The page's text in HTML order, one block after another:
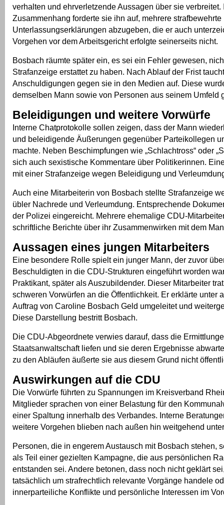
verhalten und ehrverletzende Aussagen über sie verbreitet.
Zusammenhang forderte sie ihn auf, mehrere strafbewehrte
Unterlassungserklärungen abzugeben, die er auch
Vorgehen vor dem Arbeitsgericht erfolgte seinerseits nicht.
Bosbach räumte später ein, es sei ein Fehler gewesen,
Strafanzeige erstattet zu haben. Nach Ablauf der Frist
Anschuldigungen gegen sie in den Medien auf. Diese
demselben Mann sowie von Personen aus seinem Umfeld
Beleidigungen und weitere Vorwürfe
Interne Chatprotokolle sollen zeigen, dass der Mann
und beleidigende Äußerungen gegenüber Parteikollegen
machte. Neben Beschimpfungen wie „Schlachtross“ oder
sich auch sexistische Kommentare über Politikerinnen.
mit einer Strafanzeige wegen Beleidigung und
Auch eine Mitarbeiterin von Bosbach stellte Strafanzeige
übler Nachrede und Verleumdung. Entsprechende
der Polizei eingereicht. Mehrere ehemalige CDU-
schriftliche Berichte über ihr Zusammenwirken mit dem
Aussagen eines jungen Mitarbeiters
Eine besondere Rolle spielt ein junger Mann, der zuvor
Beschuldigten in die CDU-Strukturen eingeführt worden
Praktikant, später als Auszubildender. Dieser Mitarbeiter
schweren Vorwürfen an die Öffentlichkeit. Er erklärte unter
Auftrag von Caroline Bosbach Geld umgeleitet und
Diese Darstellung bestritt Bosbach.
Die CDU-Abgeordnete verwies darauf, dass die
Staatsanwaltschaft liefen und sie deren Ergebnisse
zu den Abläufen äußerte sie aus diesem Grund nicht
Auswirkungen auf die CDU
Die Vorwürfe führten zu Spannungen im Kreisverband
Mitglieder sprachen von einer Belastung für den
einer Spaltung innerhalb des Verbandes. Interne
weitere Vorgehen blieben nach außen hin weitgehend
Personen, die in engerem Austausch mit Bosbach stehen,
als Teil einer gezielten Kampagne, die aus persönlichen
entstanden sei. Andere betonen, dass noch nicht geklärt
tatsächlich um strafrechtlich relevante Vorgänge handele
innerparteiliche Konflikte und persönliche Interessen im